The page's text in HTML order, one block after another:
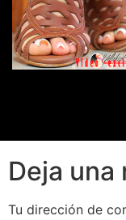
Deja una
Tu dirección de